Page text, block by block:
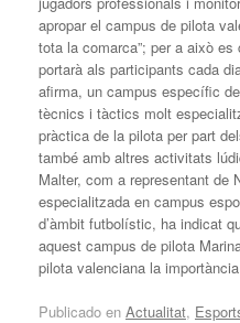
apropar el campus de pilota
tota la comarca”; per a això es
portarà als participants cada
afirma, un campus específic
tècnics i tàctics molt
pràctica de la pilota per part
també amb altres activitats
Malter, com a representant de
especialitzada en campus
d’àmbit futbolístic, ha indicat
aquest campus de pilota
pilota valenciana la
Publicado en Actualitat,